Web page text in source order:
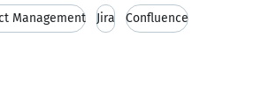
Management Jira Confluence